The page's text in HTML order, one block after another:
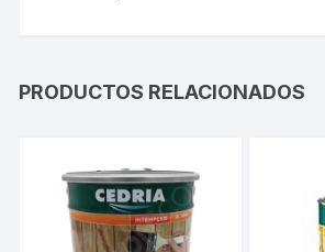
PRODUCTOS RELACIONADOS